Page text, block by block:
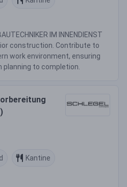
IM INNENDIENST
construction. Contribute to
work environment, ensuring
to completion.
Kantine